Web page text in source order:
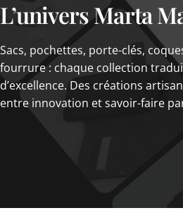
L’universMarta
Sacs, pochettes, porte-clés,
fourrure : chaque collection
d’excellence. Des créations
entre innovation et savoir-faire